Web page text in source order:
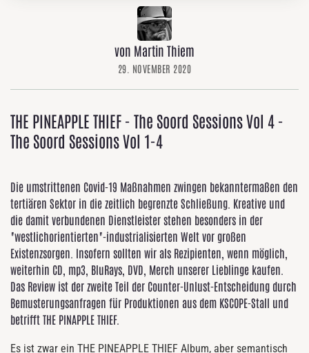
von Martin Thiem
29. NOVEMBER 2020
THE PINEAPPLE THIEF - The Soord Sessions Vol 4 -
The Soord Sessions Vol 1-4
Die umstrittenen Covid-19 Maßnahmen zwingen bekanntermaßen den
tertiären Sektor in die zeitlich begrenzte Schließung. Kreative und
die damit verbundenen Dienstleister stehen besonders in der
"westlichorientierten"-industrialisierten Welt vor großen
Existenzsorgen. Insofern sollten wir als Rezipienten, wenn möglich,
weiterhin CD, mp3, BluRays, DVD, Merch unserer Lieblinge kaufen.
Das Review ist der zweite Teil der Counter-Unlust-Entscheidung durch
Bemusterungsanfragen für Produktionen aus dem KSCOPE-Stall und
betrifft THE PINAPPLE THIEF.
Es ist zwar ein THE PINEAPPLE THIEF Album, aber semantisch